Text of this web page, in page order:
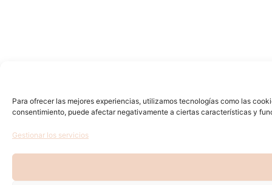
Para ofrecer las mejores experiencias, utilizamos tecnologías como las
consentimiento, puede afectar negativamente a ciertas características y
Gestionar los servicios